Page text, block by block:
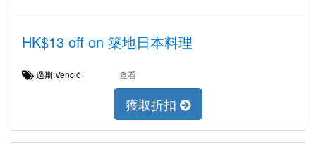
HK$13 off on 築地日本料理
過期:Venció 查看
獲取折扣